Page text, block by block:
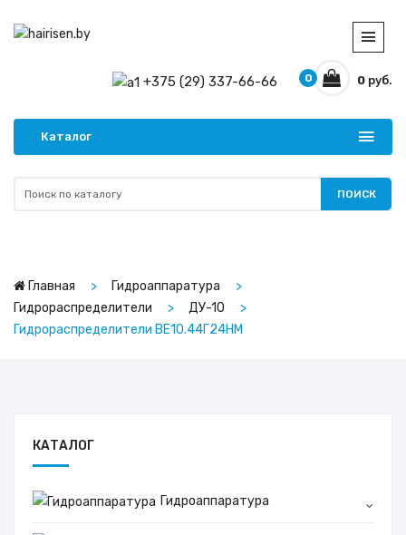
+375 (29) 337-66-66 0 руб.
0
Каталог
ПОИСК
Главная
Гидроаппаратура
Гидрораспределители
ДУ-10
Гидрораспределители ВЕ10.44Г24НМ
КАТАЛОГ
Гидроаппаратура